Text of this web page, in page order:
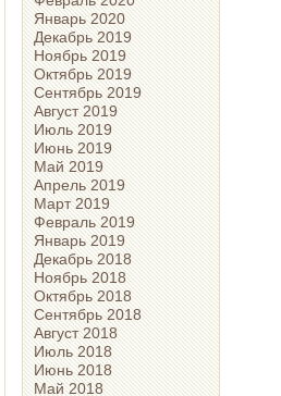
Январь 2020
Декабрь 2019
Ноябрь 2019
Октябрь 2019
Сентябрь 2019
Август 2019
Июль 2019
Июнь 2019
Май 2019
Апрель 2019
Март 2019
Февраль 2019
Январь 2019
Декабрь 2018
Ноябрь 2018
Октябрь 2018
Сентябрь 2018
Август 2018
Июль 2018
Июнь 2018
Май 2018